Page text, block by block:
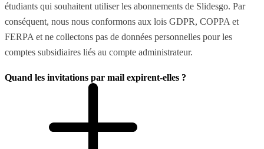
étudiants qui souhaitent utiliser les abonnements de Slidesgo. Par
conséquent, nous nous conformons aux lois GDPR, COPPA et
FERPA et ne collectons pas de données personnelles pour les
comptes subsidiaires liés au compte administrateur.
Quand les invitations par mail expirent-elles ?